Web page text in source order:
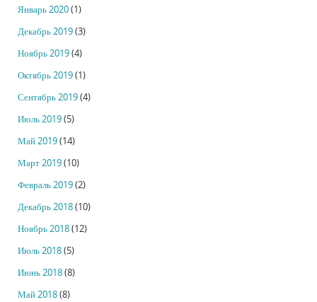
Январь 2020(1)
Декабрь 2019(3)
Ноябрь 2019(4)
Октябрь 2019(1)
Сентябрь 2019(4)
Июль 2019(5)
Май 2019(14)
Март 2019(10)
Февраль 2019(2)
Декабрь 2018(10)
Ноябрь 2018(12)
Июль 2018(5)
Июнь 2018(8)
Май 2018(8)